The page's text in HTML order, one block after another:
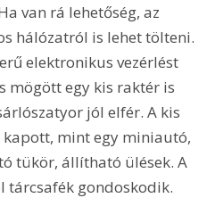
van rá lehetőség, az
hálózatról is lehet tölteni.
elektronikus vezérlést
mögött egy kis raktér is
jól elfér. A kis
mint egy miniautó,
tükör, állítható ülések. A
tárcsafék gondoskodik.